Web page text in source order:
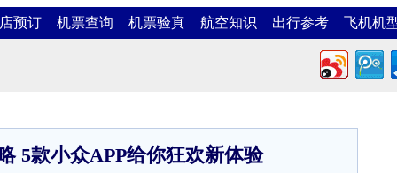
预订 机票查询 机票验真 航空知识 出行参考 飞机机
5款小众APP给你狂欢新体验